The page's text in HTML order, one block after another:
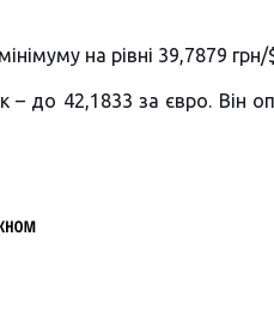
на рівні 39,7879 грн/
– до 42,1833 за євро. Він